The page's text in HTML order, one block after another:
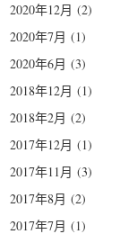
2020年12月 (2)
2020年7月 (1)
2020年6月 (3)
2018年12月 (1)
2018年2月 (2)
2017年12月 (1)
2017年11月 (3)
2017年8月 (2)
2017年7月 (1)